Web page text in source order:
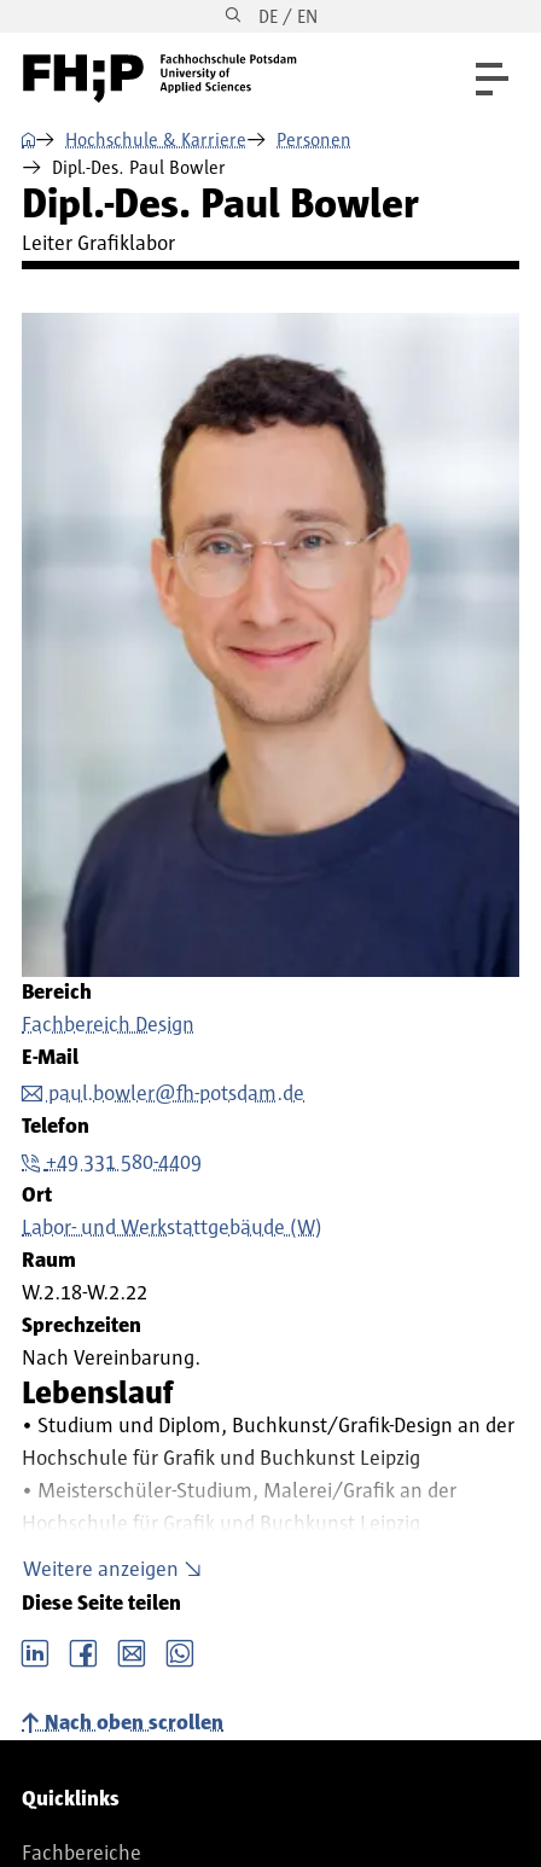
Direkt zur Hauptnavigation DE / EN
⌂ Hochschule & Karriere
Personen
Dipl.-Des. Paul Bowler
Dipl.-Des. Paul Bowler
Leiter Grafiklabor
Bereich
Fachbereich Design
E-Mail
paul.bowler@fh-potsdam.de
Telefon
+49 331 580-4409
Ort
Labor- und Werkstattgebäude (W)
Raum
W.2.18-W.2.22
Sprechzeiten
Nach Vereinbarung.
Lebenslauf
• Studium und Diplom, Buchkunst/Grafik-Design an der
Hochschule für Grafik und Buchkunst Leipzig
• Meisterschüler-Studium, Malerei/Grafik an der
Hochschule für Grafik und Buchkunst Leipzig
Grafikdesigner und Siebdrucker
Weitere anzeigen
Diese Seite teilen
LinkedIn Facebook email Whatsapp
Nach oben scrollen
Service-Navigation
Quicklinks
Fachbereiche